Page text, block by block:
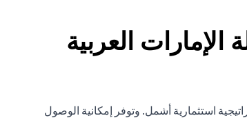
العربية
استثمارية أشمل. وتوفر إمكانية الوصول